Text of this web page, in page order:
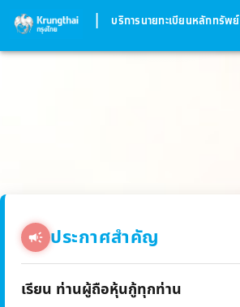
บริการนายทะเบียนหลักทรัพย์
ประกาศสำคัญ
เรียน ท่านผู้ถือหุ้นกู้ทุกท่าน